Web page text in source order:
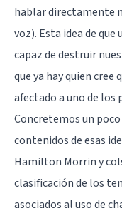
hablar directamente
voz). Esta idea de
capaz de destruir
que ya hay quien cree
afectado a uno de los
Concretemos un
contenidos de esas
Hamilton Morrin y
clasificación de los
asociados al uso de